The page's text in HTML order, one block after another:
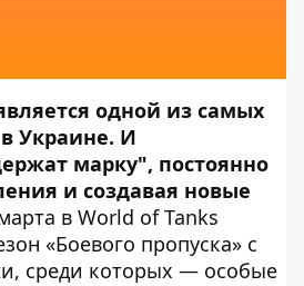
одной из самых
Украине. И
марку", постоянно
и создавая новые
в World of Tanks
«Боевого пропуска» с
среди которых — особые